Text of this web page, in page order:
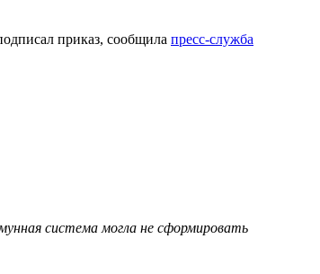
приказ, сообщила пресс-служба
система могла не сформировать